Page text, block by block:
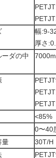
幅:9-
厚さ
ダの中
<85%
0〜40
量
30T/H